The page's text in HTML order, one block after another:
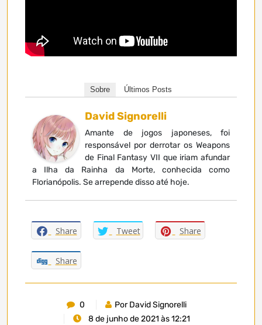
Sobre Últimos Posts
David Signorelli
Amante de jogos japoneses, foi
responsável por derrotar os Weapons
de Final Fantasy VII que iriam afundar
a Ilha da Rainha da Morte, conhecida como
Florianópolis. Se arrepende disso até hoje.
Share Tweet Share
Share
0
Por David Signorelli
8 de junho de 2021 às 12:21